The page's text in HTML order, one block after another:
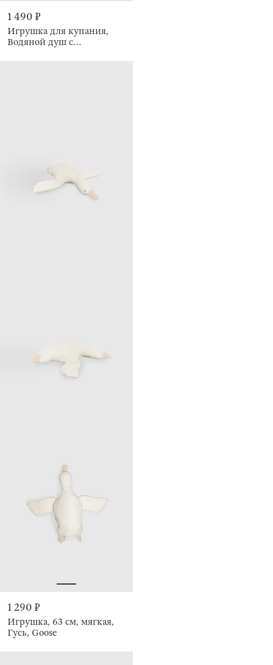
1 490 ₽
Игрушка для купания,
Водяной душ с
1 290 ₽
Игрушка, 63 см, мягкая,
Гусь, Goose